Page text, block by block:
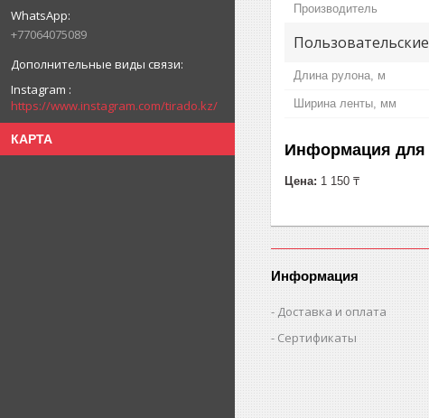
+77064075089
Instagram
https://www.instagram.com/tirado.kz/
КАРТА
Производитель
Длина рулона, м
Ширина ленты, мм
Информация для
Цена: 1 150 ₸
Информация
Доставка и оплата
Сертификаты